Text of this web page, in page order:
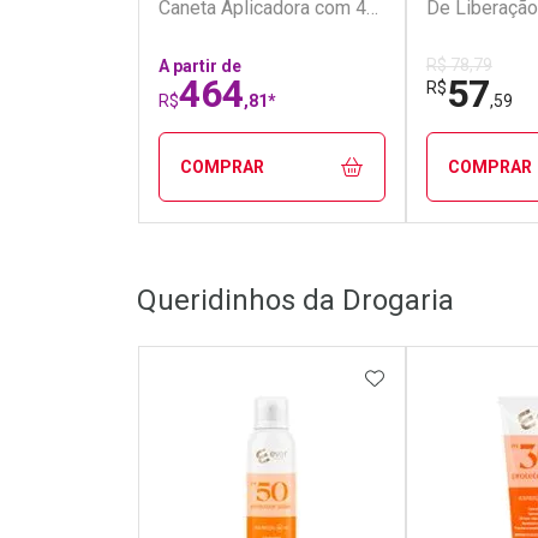
Caneta Aplicadora com 4
A partir de
R$464,81*
COMPRAR
Laboratório
Por Menos
De
R$ 78,79
R$57,59
COMPRAR
Por
Queridinhos da Drogaria
ADICIONAR AOS